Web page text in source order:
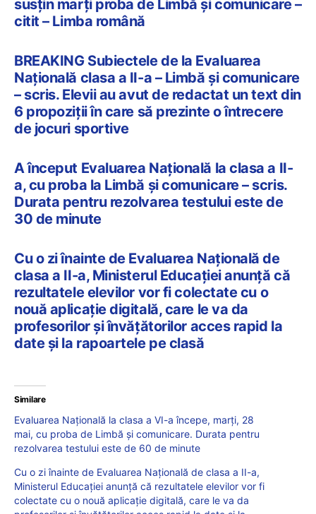
susțin marți proba de Limbă și comunicare –
citit – Limba română
BREAKING Subiectele de la Evaluarea
Națională clasa a II-a – Limbă și comunicare
– scris. Elevii au avut de redactat un text din
6 propoziții în care să prezinte o întrecere
de jocuri sportive
A început Evaluarea Națională la clasa a II-
a, cu proba la Limbă și comunicare – scris.
Durata pentru rezolvarea testului este de
30 de minute
Cu o zi înainte de Evaluarea Națională de
clasa a II-a, Ministerul Educației anunță că
rezultatele elevilor vor fi colectate cu o
nouă aplicație digitală, care le va da
profesorilor și învățătorilor acces rapid la
date și la rapoartele pe clasă
Similare
Evaluarea Națională la clasa a VI-a începe, marți, 28
mai, cu proba de Limbă și comunicare. Durata pentru
rezolvarea testului este de 60 de minute
Cu o zi înainte de Evaluarea Națională de clasa a II-a,
Ministerul Educației anunță că rezultatele elevilor vor fi
colectate cu o nouă aplicație digitală, care le va da